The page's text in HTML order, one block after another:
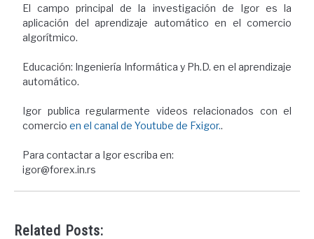
El campo principal de la investigación de Igor es la
aplicación del aprendizaje automático en el comercio
algorítmico.
Educación: Ingeniería Informática y Ph.D. en el aprendizaje
automático.
Igor publica regularmente videos relacionados con el
comercio en el canal de Youtube de Fxigor..
Para contactar a Igor escriba en:
igor@forex.in.rs
Related Posts: